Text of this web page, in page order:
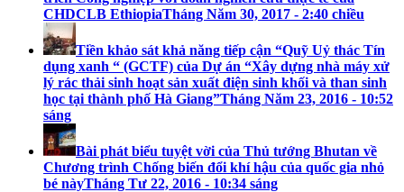
CHDCLB EthiopiaTháng Năm 30, 2017 - 2:40 chiều
Tiền khảo sát khả năng tiếp cận “Quỹ Uỷ thác Tín
dụng xanh “ (GCTF) của Dự án “Xây dựng nhà máy xử
lý rác thải sinh hoạt sản xuất điện sinh khối và than sinh
học tại thành phố Hà Giang”Tháng Năm 23, 2016 - 10:52
sáng
Bài phát biểu tuyệt vời của Thủ tướng Bhutan về
Chương trình Chống biến đổi khí hậu của quốc gia nhỏ
bé nàyTháng Tư 22, 2016 - 10:34 sáng